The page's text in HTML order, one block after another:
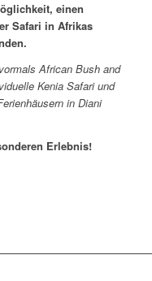
einen
Safari in Afrikas
.
African Bush and
Kenia Safari und
in Diani
Erlebnis!